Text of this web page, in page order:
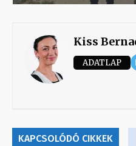
Kiss
ADATLAP
KAPCSOLÓDÓ CIKKEK